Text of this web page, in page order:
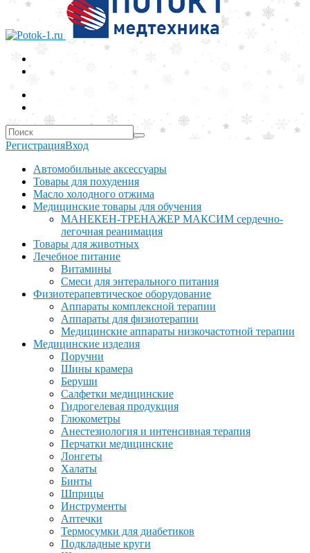
РегистрацияВход
Автомобильные аксессуары
Товары для похудения
Масло холодного отжима
Медицинские товары для обучения
МАНЕКЕН-ТРЕНАЖЕР МАКСИМ сердечно-
легочная реанимация
Товары для животных
Лечебное питание
Витамины
Смеси для энтерального питания
Физиотерапевтическое оборудование
Аппараты комплексной терапии
Аппараты для физиотерапии
Медицинские аппараты низкочастотной терапии
Медицинские изделия
Поручни
Шины крамера
Беруши
Салфетки медицинские
Гидрогелевая продукция
Глюкометры
Анестезиология и интенсивная терапия
Перчатки медицинские
Лонгеты
Халаты
Бинты
Шприцы
Инструменты
Аптечки
Термосумки для диабетиков
Подкладные круги